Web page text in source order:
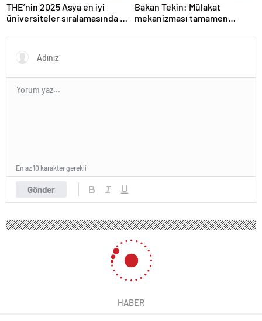
THE’nin 2025 Asya en iyi
üniversiteler sıralamasında 4
girdi
Bakan Tekin: Mülakat
mekanizması tamamen
Gönder
En az 10 karakter gerekli
HABER